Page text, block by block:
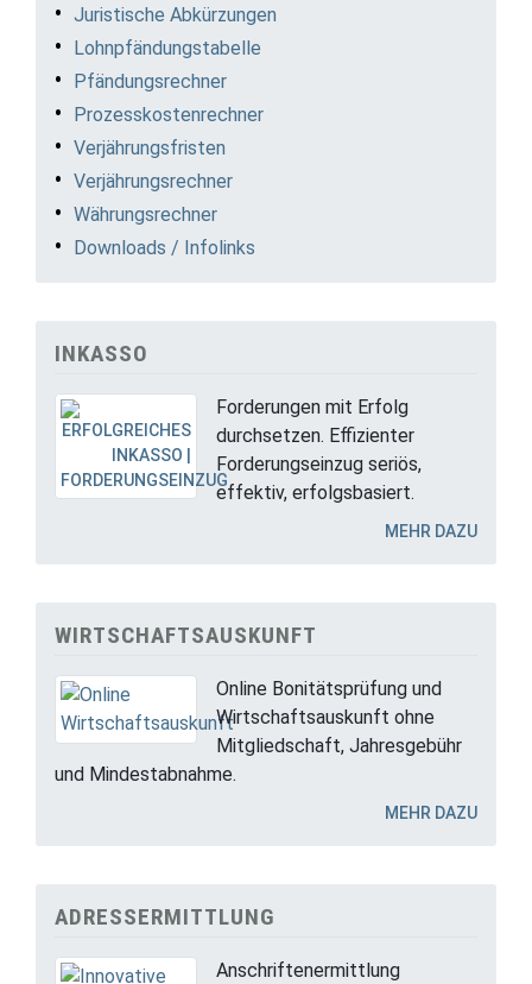
Juristische Abkürzungen
Lohnpfändungstabelle
Pfändungsrechner
Prozesskostenrechner
Verjährungsfristen
Verjährungsrechner
Währungsrechner
Downloads / Infolinks
INKASSO
Forderungen mit Erfolg
durchsetzen. Effizienter
Forderungseinzug seriös,
effektiv, erfolgsbasiert.
MEHR DAZU
WIRTSCHAFTSAUSKUNFT
Online Bonitätsprüfung und
Wirtschaftsauskunft ohne
Mitgliedschaft, Jahresgebühr
und Mindestabnahme.
MEHR DAZU
ADRESSERMITTLUNG
Anschriftenermittlung